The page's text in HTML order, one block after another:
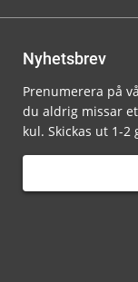
Nyhetsbrev
Prenumerera på
du aldrig missar
kul. Skickas ut 1-2